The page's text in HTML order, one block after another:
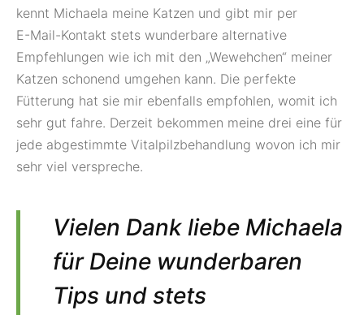
kennt Michaela meine Katzen und gibt mir per
E-Mail-Kontakt stets wunderbare alternative
Empfehlungen wie ich mit den „Wewehchen“ meiner
Katzen schonend umgehen kann. Die perfekte
Fütterung hat sie mir ebenfalls empfohlen, womit ich
sehr gut fahre. Derzeit bekommen meine drei eine für
jede abgestimmte Vitalpilzbehandlung wovon ich mir
sehr viel verspreche.
Vielen Dank liebe Michaela
für Deine wunderbaren
Tips und stets